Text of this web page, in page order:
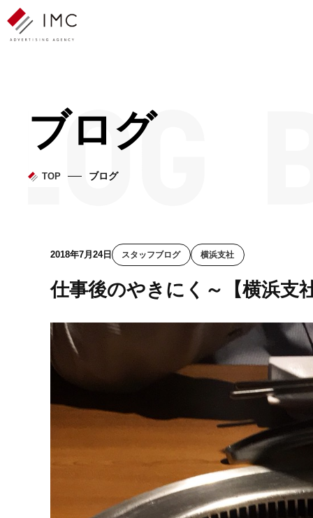
ブログ
TOP ブログ
2018年7月24日 スタッフブログ 横浜支社
仕事後のやきにく～【横浜支